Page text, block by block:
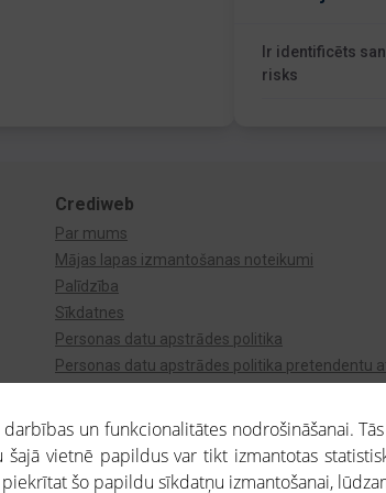
Ir identificēts
risks
Crediweb
Par mums
Mājas lapas izmantošanas noteikumi
Palīdzība
Sīkdatnes
Personas datu apstrādes politika
Personas datu apstrādes politika pretendentu
un funkcionalitātes nodrošināšanai.
vietnē papildus var tikt izmantotas
piekrītat šo papildu sīkdatņu izmantošanai,